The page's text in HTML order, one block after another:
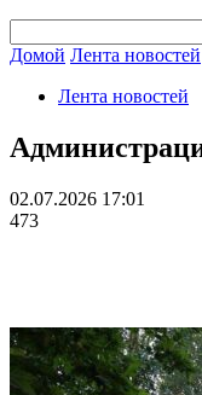
Домой Лента новостей
Лента новостей
02.07.2026 17:01
473